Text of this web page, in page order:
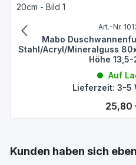
Art.-Nr.
Mabo
Stahl/Acryl/Mineralguss
Höhe
Auf
Lieferzeit: 3-5
25,80
Produktgalerie überspringen
Kunden haben sich